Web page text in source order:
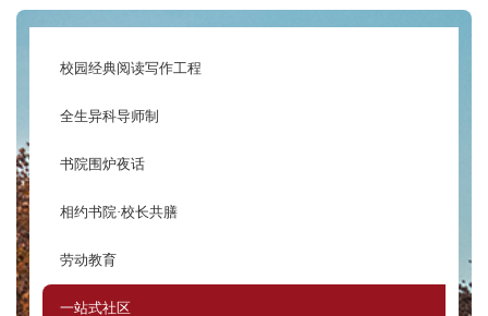
校园经典阅读写作工程
全生异科导师制
书院围炉夜话
相约书院·校长共膳
劳动教育
一站式社区